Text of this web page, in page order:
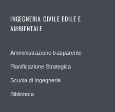
INGEGNERIA CIVILE EDILE E
AMBIENTALE
Amministrazione trasparente
Pianificazione Strategica
Scuola di Ingegneria
Biblioteca